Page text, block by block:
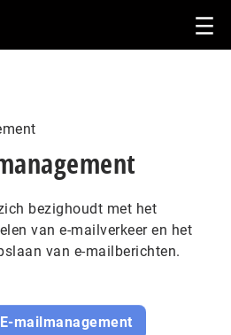
bezighoudt met het
van e-mailverkeer en het
van e-mailberichten.
mailmanagement